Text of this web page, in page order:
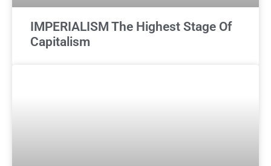
IMPERIALISM The Highest Stage Of
Capitalism